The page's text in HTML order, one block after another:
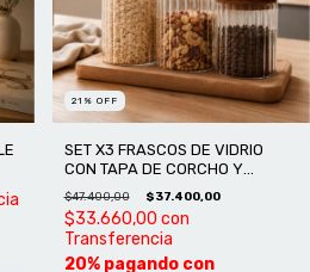
21 % OFF
SET X3 FRASCOS DE VIDRIO
CON TAPA DE CORCHO Y
BANDEJA
$47.400,00 $37.400,00
$33.660,00 con
Transferencia